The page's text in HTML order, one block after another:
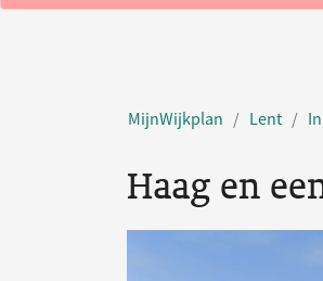
MijnWijkplan Lent
Haag en